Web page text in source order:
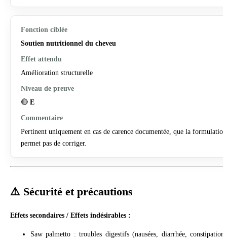
Soutien nutritionnel du cheveu
Amélioration structurelle
🔴 E
Pertinent uniquement en cas de carence documentée, que la
permet pas de corriger.
⚠️ Sécurité et précautions
Effets secondaires / Effets indésirables :
Saw palmetto : troubles digestifs (nausées, diarrhée,